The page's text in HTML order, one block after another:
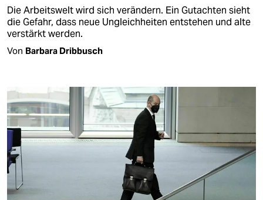
Die Arbeitswelt wird sich verändern. Ein Gutachten sieht
die Gefahr, dass neue Ungleichheiten entstehen und alte
verstärkt werden.
Von Barbara Dribbusch